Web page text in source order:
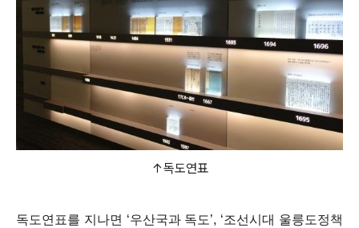
↑독도연표
독도연표를 지나면 ‘우산국과 독도’, ‘조선시대 울릉도정책